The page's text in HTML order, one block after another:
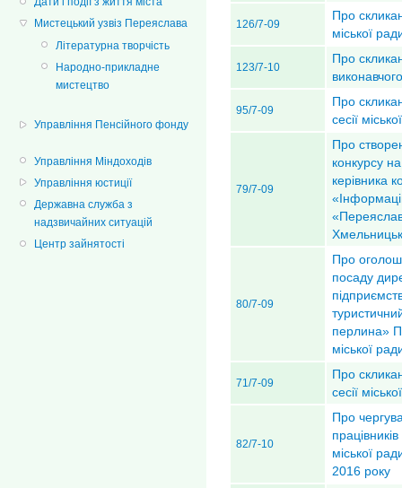
Мистецький узвіз Переяслава
Літературна творчість
Народно-прикладне
мистецтво
Управління Пенсійного фонду
Управління Міндоходів
Управління юстиції
Державна служба з
надзвичайних ситуацій
Центр зайнятості
126/7-09
Про
міської
123/7-10
Про
95/7-09
Про
сесії
79/7-09
Про
конкурсу
керівника
80/7-09
Про
посаду
перлина»
міської
71/7-09
Про
сесії
82/7-10
Про
міської
2016 року